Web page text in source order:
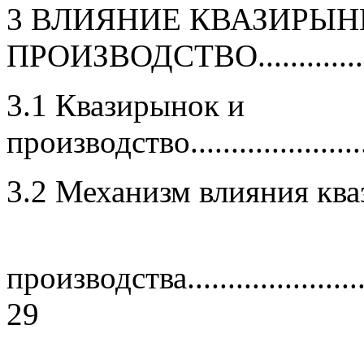
3 ВЛИЯНИЕ
3.1 Квазирынок и
3.2 Механизм влияния
29